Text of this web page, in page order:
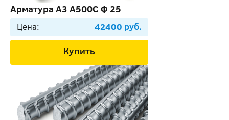
Арматура А3 А500С Ф 25
Цена: 42400 руб.
Купить